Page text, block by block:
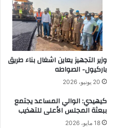
وزير التجهيز يعاين اشغال بناء طريق
باركيول- الصواطه
20 يونيو، 2026
كيهيدي: الوالي المساعد يجتمع
ببعثة المجلس الأعلى للتهذيب
18 مايو، 2026